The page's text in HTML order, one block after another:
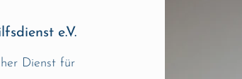
e.V.
Dienst für